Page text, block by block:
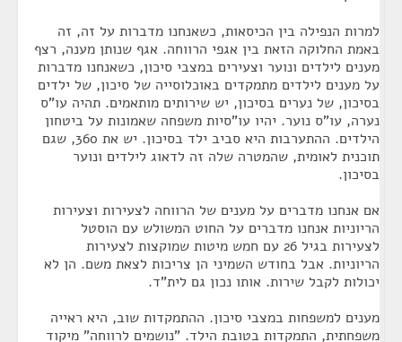
למרות הנפילה בין הכיסאות, כשאנחנו מדברות על זה, זה
באמת החלוקה הזאת בין אגפי הרווחה. אגף שנותן מענה, רצף
מענים לילדים ונוער וצעירים במצבי סיכון, כשאנחנו מדברות
על מענים לילדים מתמקדים באוכלוסייה של סיכון, של ילדים
בסיכון, של נערים בסיכון, יש שירותים מותאמים. תהיה עו"ס
נערה, עו"ס נוער. יהיו עו"סיות משפחה שאמונות על ביטחון
הילדים. ההתערבות היא סביב ילד בסיכון. יש את 360, שגם
תוכנית לאומית, שהמטרה שלה זה לדאוג לילדים ונוער
בסיכון.
אם אנחנו מדברים על מענים של הרווחה לצעירות וצעירות
הריוניות אנחנו מדברים על החוט המשולש עם הוסטל
לצעירות בגיל 26 עם חמש מיטות שמוקצות לצעירות
הריוניות. אבל בחודש השמיני הן צריכות לצאת משם. הן לא
יכולות לקבל שירות. אותו נכון גם לית"ד.
מענים למשפחות במצבי סיכון. ההתמקדות שוב, היא ראייה
משפחתית, התמקדות בטובת הילד. "נושמים לרווחה" מיקוד